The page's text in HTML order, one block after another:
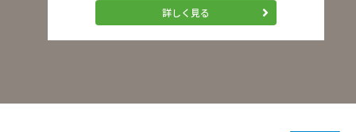
詳しく見る